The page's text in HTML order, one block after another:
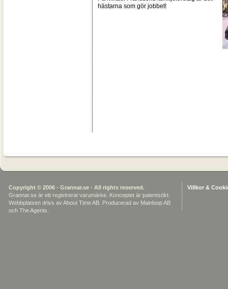
hästarna som gör jobbet!
Copyright © 2006 - Grannar.se - All rights reserved.
Grannar.se är ett registrerat varumärke. Konceptet är patentsökt.
Webbplatsen drivs av About Time AB. Producerad av Mainloop AB
och The Agents.
Villkor &